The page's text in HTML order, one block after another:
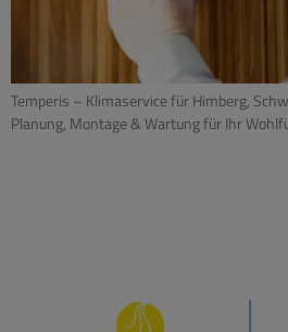
Temperis – Klimaservice für Himberg,
Planung, Montage & Wartung für Ihr